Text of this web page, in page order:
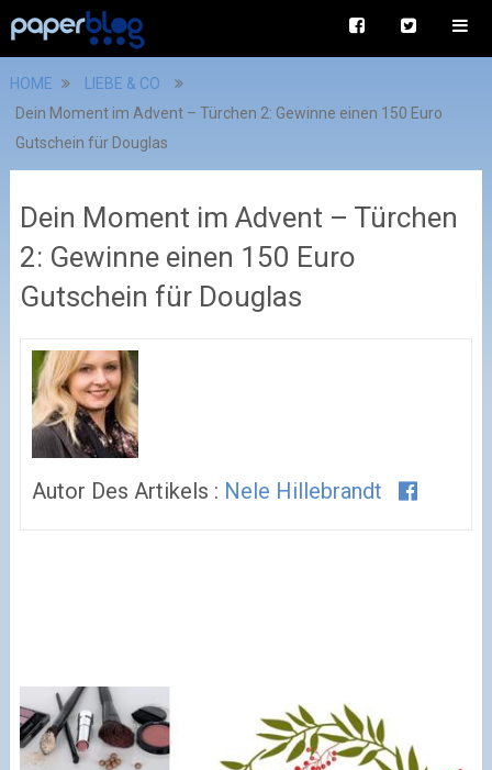
HOME
LIEBE & CO
Dein Moment im Advent – Türchen 2: Gewinne einen 150 Euro
Gutschein für Douglas
Dein Moment im Advent – Türchen
2: Gewinne einen 150 Euro
Gutschein für Douglas
Autor Des Artikels : Nele Hillebrandt